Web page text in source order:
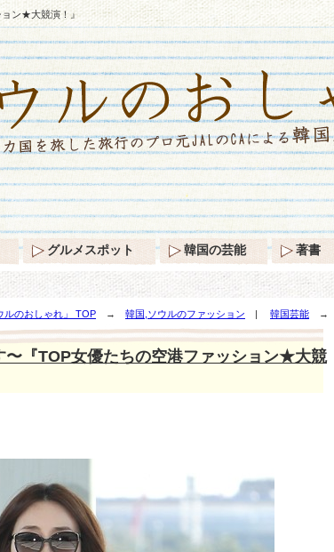
ョン★大競演！』
ルのおしゃれ」 TOP → 韓国,ソウルのファッション | 韓国芸能 →
〜『TOP女優たちの空港ファッション★大競
グルメスポット 韓国の芸能 著書